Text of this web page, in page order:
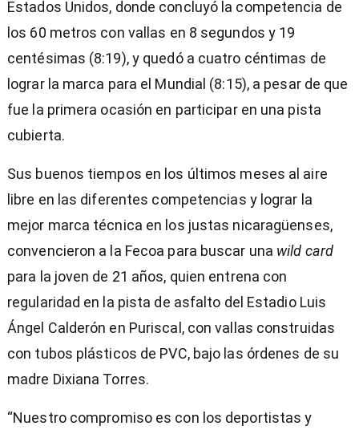
Estados Unidos, donde concluyó la competencia de
los 60 metros con vallas en 8 segundos y 19
centésimas (8:19), y quedó a cuatro céntimas de
lograr la marca para el Mundial (8:15), a pesar de que
fue la primera ocasión en participar en una pista
cubierta.
Sus buenos tiempos en los últimos meses al aire
libre en las diferentes competencias y lograr la
mejor marca técnica en los justas nicaragüenses,
convencieron a la Fecoa para buscar una wild card
para la joven de 21 años, quien entrena con
regularidad en la pista de asfalto del Estadio Luis
Ángel Calderón en Puriscal, con vallas construidas
con tubos plásticos de PVC, bajo las órdenes de su
madre Dixiana Torres.
“Nuestro compromiso es con los deportistas y